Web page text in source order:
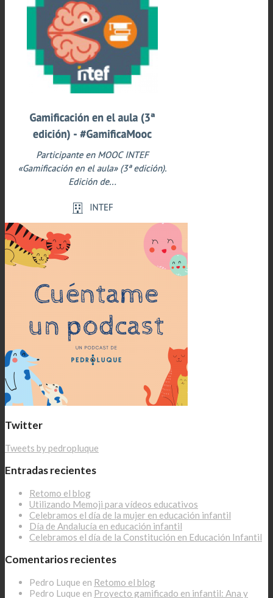
Twitter
Tweets by pedropluque
Entradas recientes
Retomo el blog
Utilizando Memoji para vídeos educativos
Celebramos el día de la mujer en educación infantil
Día de Andalucía en educación infantil
Celebramos el día de la Constitución en Educación Infantil
Comentarios recientes
Pedro Luque en Retomo el blog
Pedro Luque en Proyecto gamificado en infantil: Ana y